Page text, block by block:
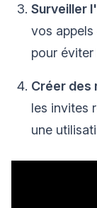
Surveiller
vos
pour éviter
Créer des
les invites
une